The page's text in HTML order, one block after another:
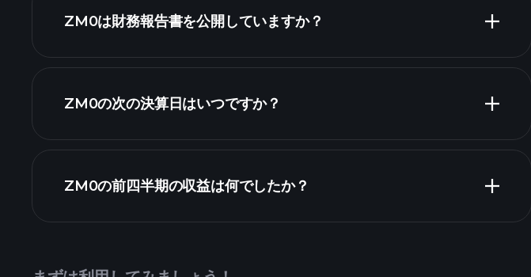
株式リスト
ZM0は財務報告書を公開していますか？
ZM0の次の決算日はいつですか？
決算
カレンダー
ZM0の前四半期の収益は何でしたか？